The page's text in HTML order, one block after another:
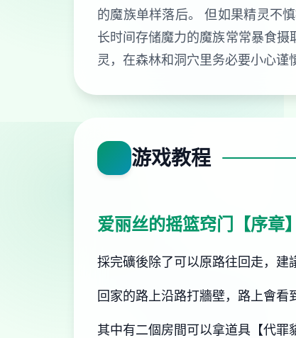
的魔族单样落后。 但如果精灵不
长时间存储魔力的魔族常常暴食
灵，在森林和洞穴里务必要小心谨
游戏教程
爱丽丝的摇篮窍门【序章】
採完礦後除了可以原路往回走，建
回家的路上沿路打牆壁，路上會看
其中有二個房間可以拿道具【代罪